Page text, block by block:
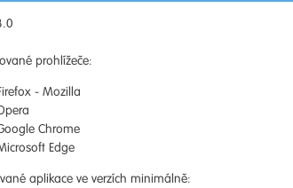
prohlížeče:
- Mozilla
Chrome
Edge
aplikace ve verzích minimálně: